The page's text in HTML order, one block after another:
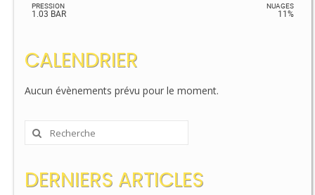
PRESSION
1.03 BAR
NUAGES
11%
CALENDRIER
Aucun évènements prévu pour le moment.
Rechercher
:
DERNIERS ARTICLES